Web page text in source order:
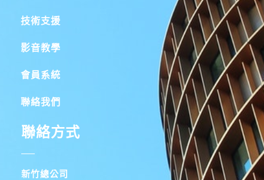
技術支援
影音教學
會員系統
聯絡我們
聯絡方式
新竹總公司